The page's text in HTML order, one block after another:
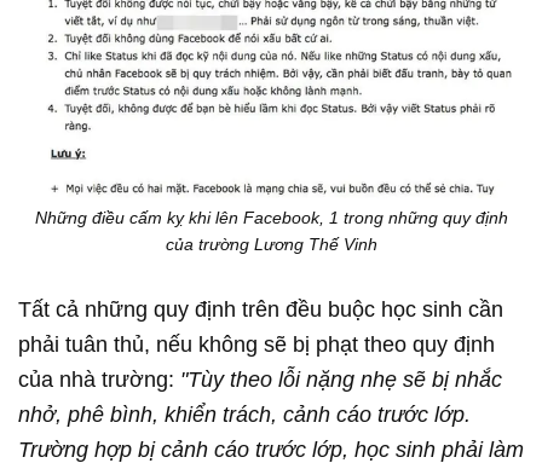
Những điều cấm kỵ khi lên Facebook, 1 trong những quy định
của trường Lương Thế Vinh
Tất cả những quy định trên đều buộc học sinh cần
phải tuân thủ, nếu không sẽ bị phạt theo quy định
của nhà trường: "Tùy theo lỗi nặng nhẹ sẽ bị nhắc
nhở, phê bình, khiển trách, cảnh cáo trước lớp.
Trường hợp bị cảnh cáo trước lớp, học sinh phải làm